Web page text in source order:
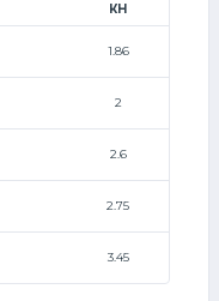
КН
1.86
2
2.6
2.75
3.45